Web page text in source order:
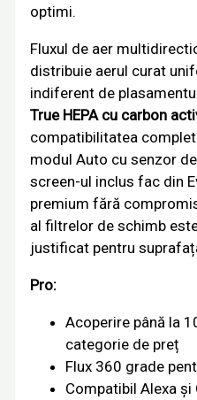
optimi.
Fluxul de aer
distribuie aerul curat
indiferent de
True HEPA cu carbon
compatibilitatea
modul Auto cu senzor
screen-ul inclus fac din
premium fără
al filtrelor de schimb
justificat pentru
Pro:
Acoperire până la
categorie de preț
Flux 360 grade
Compatibil Alexa și